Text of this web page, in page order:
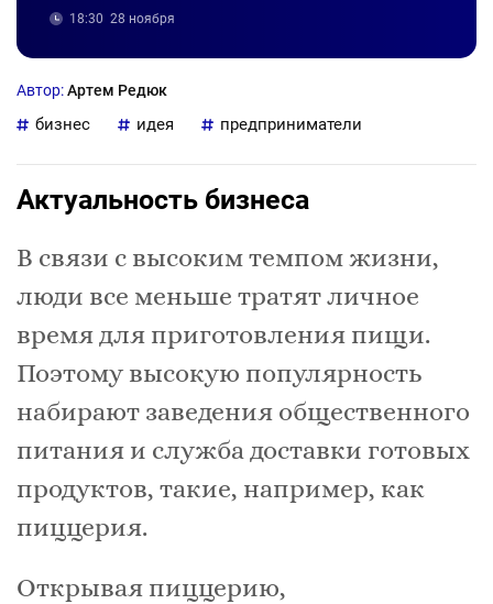
18:30 28 ноября
Автор:Артем Редюк
бизнес идея предприниматели
Актуальность бизнеса
В связи с высоким темпом жизни,
люди все меньше тратят личное
время для приготовления пищи.
Поэтому высокую популярность
набирают заведения общественного
питания и служба доставки готовых
продуктов, такие, например, как
пиццерия.
Открывая пиццерию,